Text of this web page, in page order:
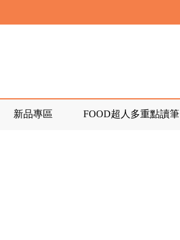
服 寄回發票需附上回郵郵票
』
」目前正興建中!
服 寄回發票需附上回郵郵票
』
新品專區 FOOD超人多重點讀筆